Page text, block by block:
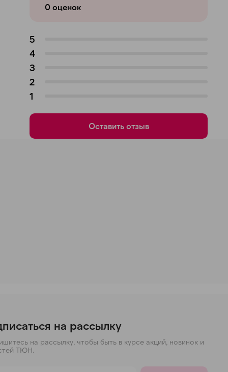
0 оценок
5
4
3
2
1
Оставить отзыв
на рассылку
на рассылку, чтобы быть в курсе акций, новинок и
ТЮН.